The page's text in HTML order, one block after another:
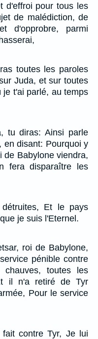
d'effroi pour tous les
de malédiction, de
d'opprobre, parmi
toutes les paroles
Juda, et sur toutes
t'ai parlé, au temps
tu diras: Ainsi parle
en disant: Pourquoi y
de Babylone viendra,
fera disparaître les
Et le pays
je suis l'Eternel.
roi de Babylone,
pénible contre
toutes les
il n'a retiré de Tyr
Pour le service
contre Tyr, Je lui